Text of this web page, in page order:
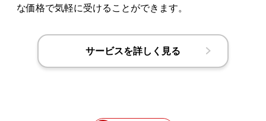
な価格で気軽に受けることができます。
サービスを詳しく見る